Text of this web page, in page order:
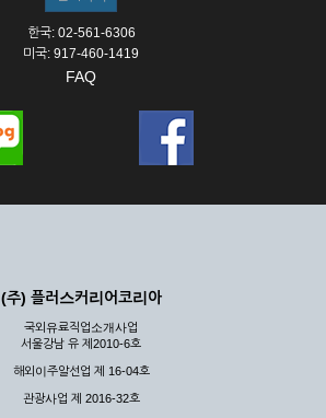
한국: 02-561-6306
미국: 917-460-1419
FAQ
(주) 플러스커리어코리아
국외유료직업소개사업
서울강남 유 제2010-6호
해외이주알선업 제 16-04호
관광사업 제 2016-32호